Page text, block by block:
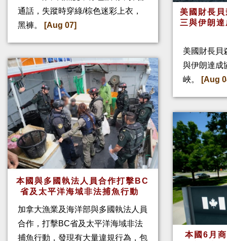
通話，失蹤時穿綠/棕色迷彩上衣，
黑褲。
[Aug 07]
本國與多國執法人員合作打擊BC
省及太平洋海域非法捕魚行動
加拿大漁業及海洋部與多國執法人員
合作，打擊BC省及太平洋海域非法
捕魚行動，發現有大量違規行為，包
美國財長
三與伊朗
美國財長貝
與伊朗達成
峽。
[Aug
本國6月